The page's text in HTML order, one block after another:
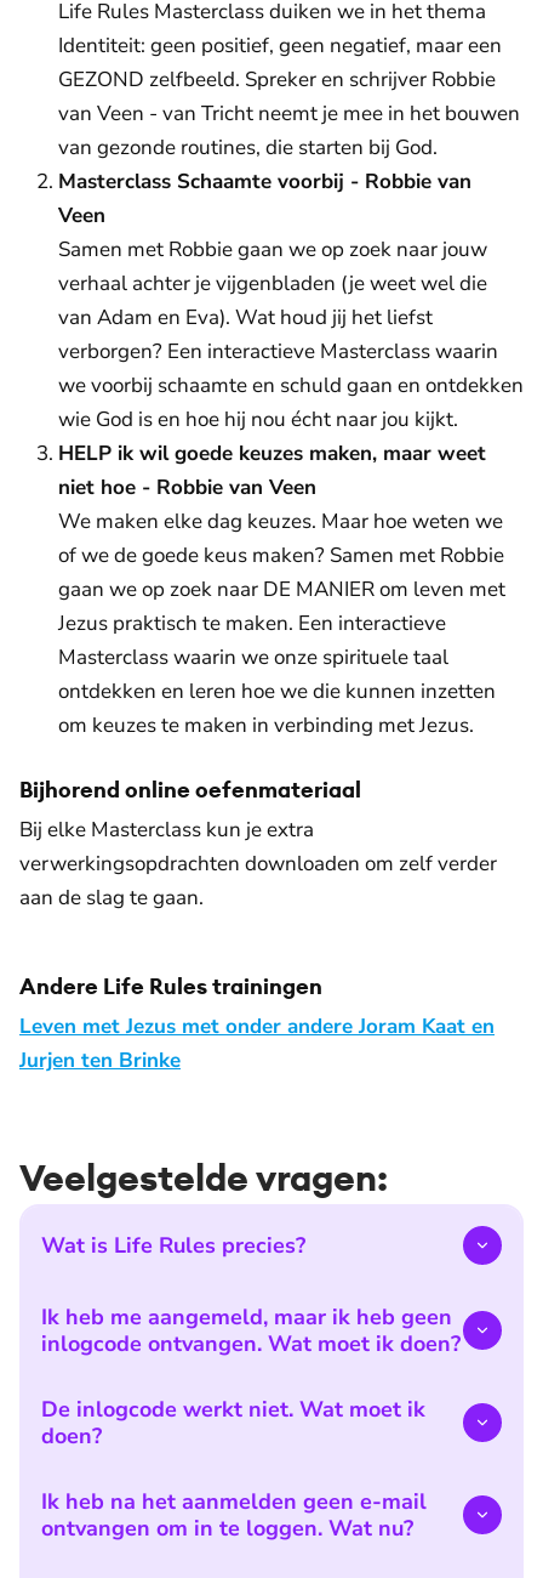
Life Rules Masterclass duiken we in het thema
Identiteit: geen positief, geen negatief, maar een
GEZOND zelfbeeld. Spreker en schrijver Robbie
van Veen - van Tricht neemt je mee in het bouwen
van gezonde routines, die starten bij God.
Masterclass Schaamte voorbij - Robbie van
Veen
Samen met Robbie gaan we op zoek naar jouw
verhaal achter je vijgenbladen (je weet wel die
van Adam en Eva). Wat houd jij het liefst
verborgen? Een interactieve Masterclass waarin
we voorbij schaamte en schuld gaan en ontdekken
wie God is en hoe hij nou écht naar jou kijkt.
HELP ik wil goede keuzes maken, maar weet
niet hoe - Robbie van Veen
We maken elke dag keuzes. Maar hoe weten we
of we de goede keus maken? Samen met Robbie
gaan we op zoek naar DE MANIER om leven met
Jezus praktisch te maken. Een interactieve
Masterclass waarin we onze spirituele taal
ontdekken en leren hoe we die kunnen inzetten
om keuzes te maken in verbinding met Jezus.
Bijhorend online oefenmateriaal
Bij elke Masterclass kun je extra
verwerkingsopdrachten downloaden om zelf verder
aan de slag te gaan.
Andere Life Rules trainingen
Leven met Jezus met onder andere Joram Kaat en
Jurjen ten Brinke
Veelgestelde vragen:
Wat is Life Rules precies?
Ik heb me aangemeld, maar ik heb geen
inlogcode ontvangen. Wat moet ik doen?
De inlogcode werkt niet. Wat moet ik
doen?
Ik heb na het aanmelden geen e-mail
ontvangen om in te loggen. Wat nu?